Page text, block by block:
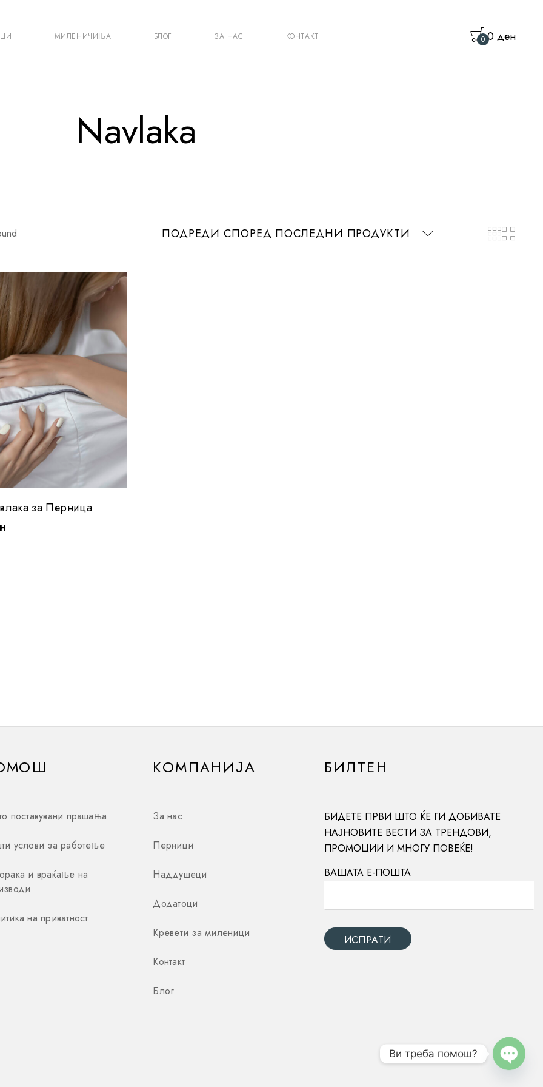
МИЛЕНИЧИЊА БЛОГ ЗА НАС КОНТАКТ 0ден
0
Navlaka
ПОДРЕДИ СПОРЕД ПОСЛЕДНИ ПРОДУКТИ
за Перница
поставувани прашања
услови за работење
и враќање на
на приватност
КОМПАНИЈА
За нас
Перници
Наддушеци
Додатоци
Кревети за миленици
Контакт
Блог
БИЛТЕН
БИДЕТЕ ПРВИ ШТО ЌЕ ГИ ДОБИВАТЕ
НАЈНОВИТЕ ВЕСТИ ЗА ТРЕНДОВИ,
ПРОМОЦИИ И МНОГУ ПОВЕЌЕ!
ВАШАТА Е-ПОШТА
Ви треба помош?
OPEN